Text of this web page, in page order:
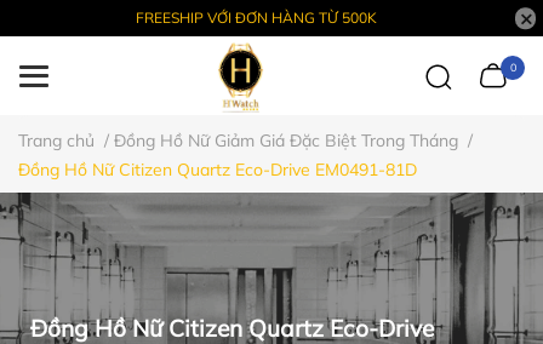
FREESHIP VỚI ĐƠN HÀNG TỪ 500K
0
Trang chủ / Đồng Hồ Nữ Giảm Giá Đặc Biệt Trong Tháng /
Đồng Hồ Nữ Citizen Quartz Eco-Drive EM0491-81D
Đồng Hồ Nữ Citizen Quartz Eco-Drive